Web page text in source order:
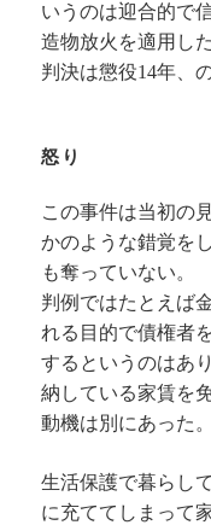
いうのは迎合的で
造物放火を適用し
判決は懲役14年、
怒り
この事件は当初の
かのような錯覚を
も奪っていない。
判例ではたとえば
れる目的で債権者
するというのはあ
納している家賃を
動機は別にあった。
生活保護で暮らし
に充ててしまって